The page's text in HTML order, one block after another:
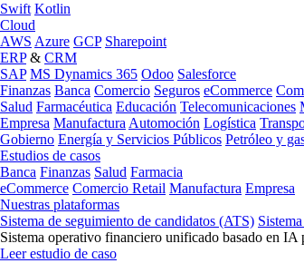
Swift Kotlin
Cloud
AWS Azure GCP Sharepoint
ERP& CRM
SAP MS Dynamics 365 Odoo Salesforce
Finanzas Banca Comercio Seguros eCommerce
Salud Farmacéutica Educación Telecomunicaciones
Empresa Manufactura Automoción Logística
Gobierno Energía y Servicios Públicos Petróleo y
Estudios de casos
Banca Finanzas Salud Farmacia
eCommerce Comercio Retail Manufactura Empresa
Nuestras plataformas
Sistema de seguimiento de candidatos (ATS)
Sistema operativo financiero unificado basado en
Leer estudio de caso